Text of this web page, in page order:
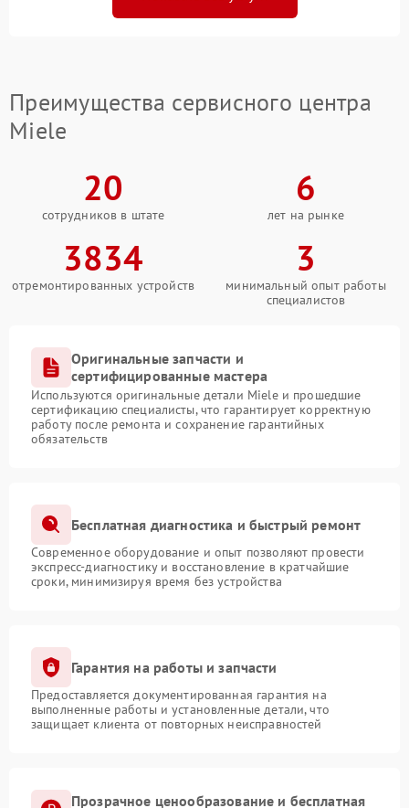
Преимущества сервисного центра
Miele
20
сотрудников в штате
6
лет на рынке
3834
отремонтированных устройств
3
минимальный опыт работы
специалистов
Оригинальные запчасти и
сертифицированные мастера
Используются оригинальные детали Miele и прошедшие
сертификацию специалисты, что гарантирует корректную
работу после ремонта и сохранение гарантийных
обязательств
Бесплатная диагностика и быстрый ремонт
Современное оборудование и опыт позволяют провести
экспресс-диагностику и восстановление в кратчайшие
сроки, минимизируя время без устройства
Гарантия на работы и запчасти
Предоставляется документированная гарантия на
выполненные работы и установленные детали, что
защищает клиента от повторных неисправностей
Прозрачное ценообразование и бесплатная